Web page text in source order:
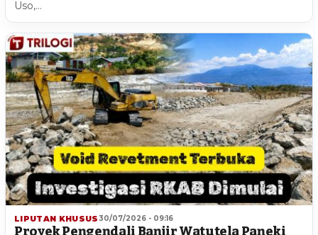
Uso,…
LIPUTAN KHUSUS 30/07/2026 - 09:16
Proyek Pengendali Banjir Watutela Paneki